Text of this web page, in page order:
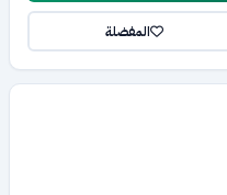
المفضلة